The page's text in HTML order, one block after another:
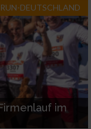
RUN-DEUTSCHLAND
im